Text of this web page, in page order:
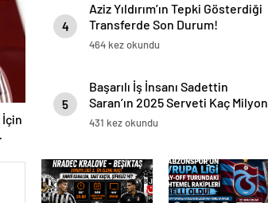
İçin
4
Aziz Yıldırım’ın Tepki Gösterdiği
Transferde Son Durum!
Oyuncunun Geleceği Belli Oldu
464 kez okundu
5
Başarılı İş İnsanı Sadettin
Saran’ın 2025 Serveti Kaç Milyon
TL ve Dolar?
431 kez okundu